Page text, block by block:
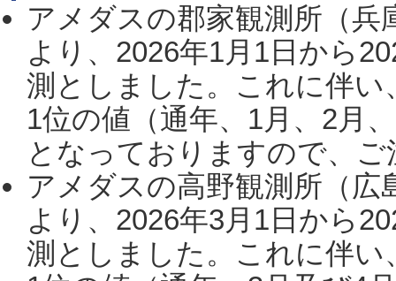
アメダスの郡家観測所（
より、2026年1月1日から
測としました。これに伴い
1位の値（通年、1月、2月
となっておりますので、
アメダスの高野観測所（
より、2026年3月1日から
測としました。これに伴い